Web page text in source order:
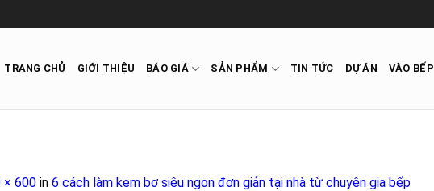
TRANG CHỦ GIỚI THIỆU BÁO GIÁ SẢN PHẨM TIN TỨC DỰ ÁN VÀO BẾP
× 600 in 6 cách làm kem bơ siêu ngon đơn giản tại nhà từ chuyên gia bếp